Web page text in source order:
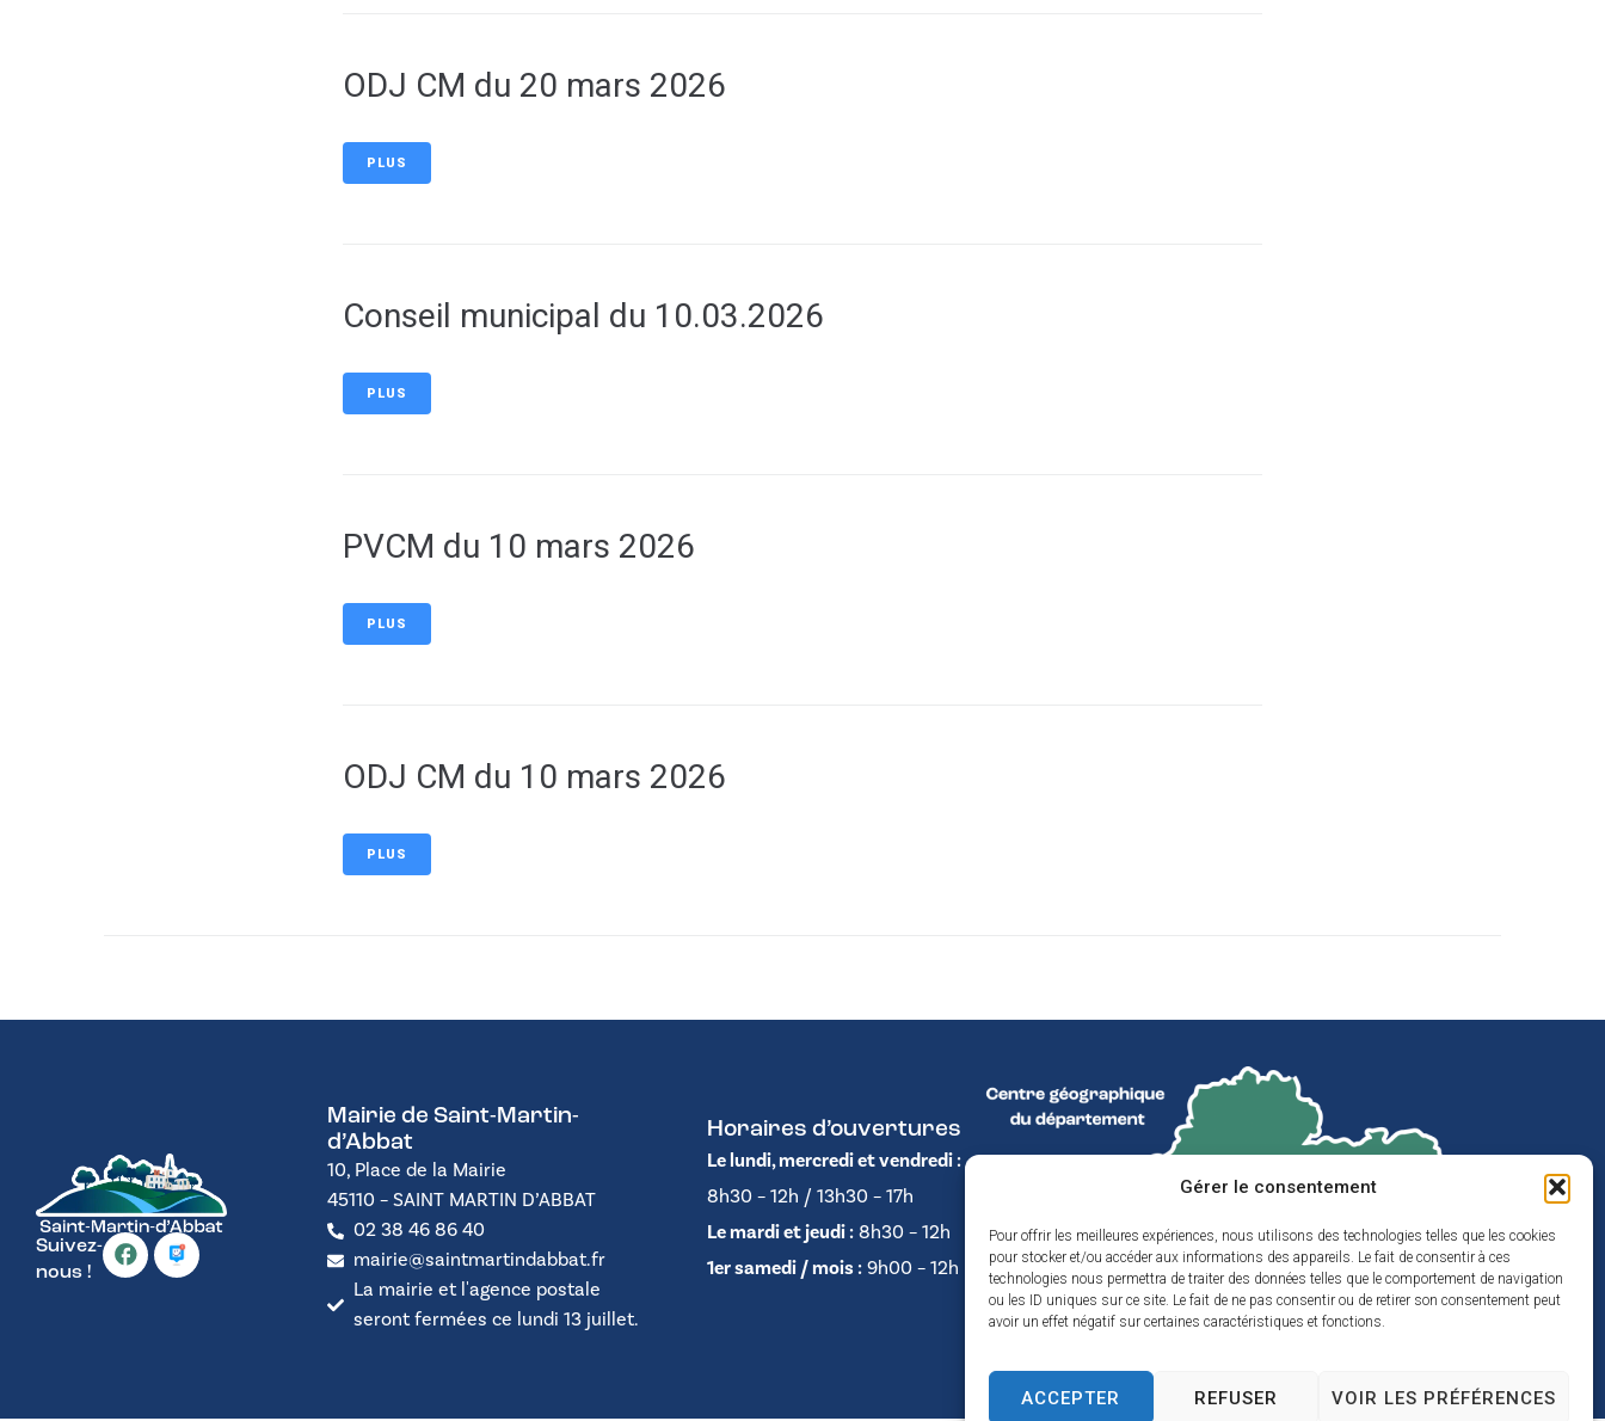
Gérer le consentement
Pour offrir les meilleures expériences, nous utilisons des technologies telles que les cookies
pour stocker et/ou accéder aux informations des appareils. Le fait de consentir à ces
technologies nous permettra de traiter des données telles que le comportement de navigation
ou les ID uniques sur ce site. Le fait de ne pas consentir ou de retirer son consentement peut
avoir un effet négatif sur certaines caractéristiques et fonctions.
ACCEPTER REFUSER VOIR LES PRÉFÉRENCES
ODJ CM du 20 mars 2026
PLUS
Conseil municipal du 10.03.2026
PLUS
PVCM du 10 mars 2026
PLUS
ODJ CM du 10 mars 2026
PLUS
Suivez-
nous !
Mairie de Saint-Martin-
d’Abbat
10, Place de la Mairie
45110 – SAINT MARTIN D’ABBAT
02 38 46 86 40
mairie@saintmartindabbat.fr
La mairie et l'agence postale
seront fermées ce lundi 13 juillet.
Horaires d’ouvertures
Le lundi, mercredi et vendredi :
8h30 – 12h / 13h30 – 17h
Le mardi et jeudi :8h30 – 12h
1er samedi / mois :9h00 – 12h